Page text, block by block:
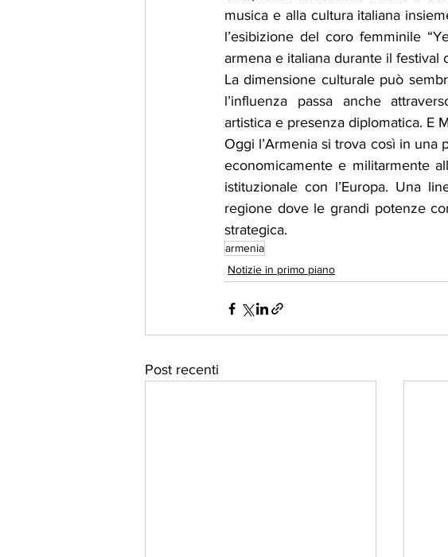
musica e alla cultura italiana
l’esibizione del coro femminile
armena e italiana durante il
La dimensione culturale può
l’influenza passa anche
artistica e presenza diplomatica. E
Oggi l’Armenia si trova così in
economicamente e militarmente
istituzionale con l’Europa. Una
regione dove le grandi potenze
strategica.
armenia
Notizie in primo piano
Post recenti